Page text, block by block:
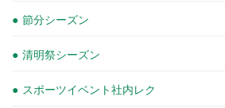
節分シーズン
清明祭シーズン
スポーツイベント社内レク